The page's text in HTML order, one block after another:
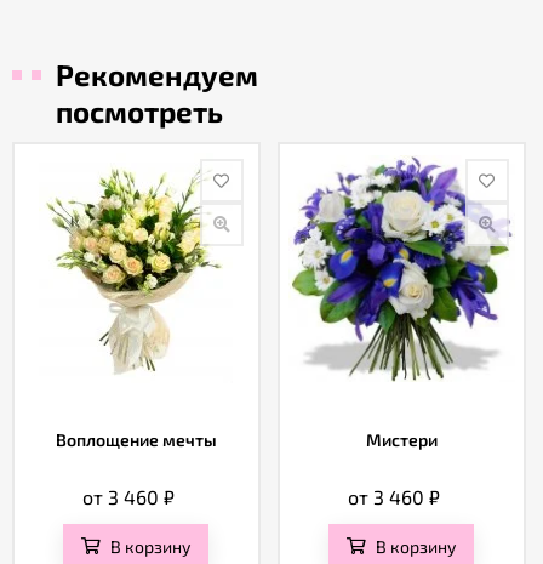
Рекомендуем
посмотреть
Воплощение мечты
от 3 460₽
В корзину
Мистери
от 3 460₽
В корзину